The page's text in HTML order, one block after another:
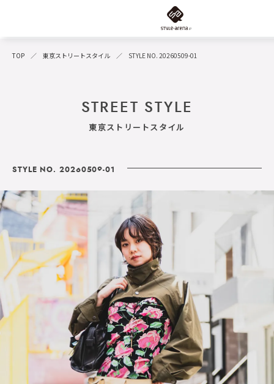
TOP 東京ストリートスタイル STYLE NO. 20260509-01
STREET STYLE
東京ストリートスタイル
STYLE NO. 20260509-01